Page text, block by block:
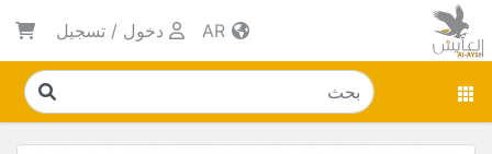
دخول / تسجيل